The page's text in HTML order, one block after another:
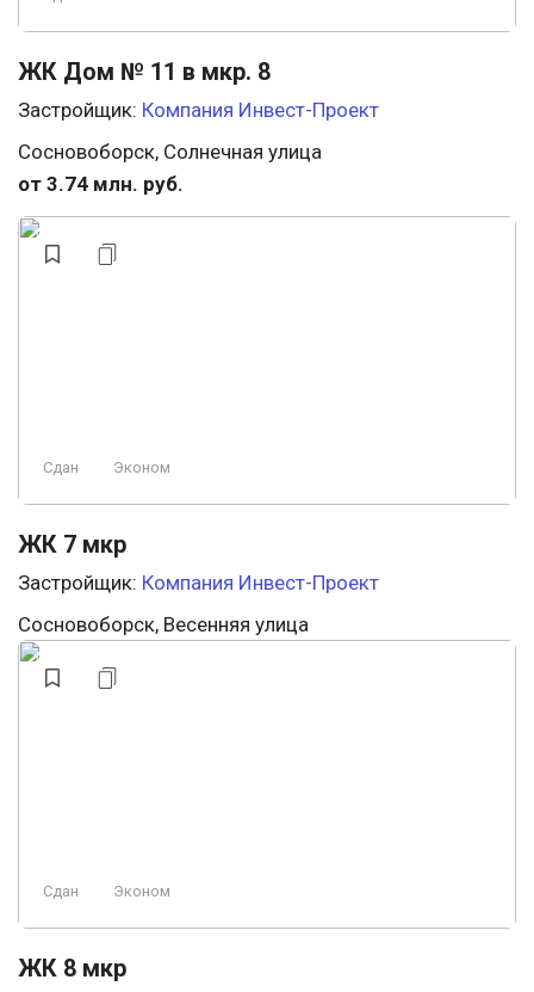
ЖК Дом № 11 в мкр. 8
Застройщик: Компания Инвест-Проект
Сосновоборск, Солнечная улица
от 3.74 млн. руб.
Сдан Эконом
ЖК 7 мкр
Застройщик: Компания Инвест-Проект
Сосновоборск, Весенняя улица
Сдан Эконом
ЖК 8 мкр